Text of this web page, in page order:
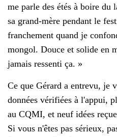
me parle des étés à boire du
sa grand-mère pendant le
franchement quand je
mongol. Douce et solide en
jamais ressenti ça. »
Ce que Gérard a entrevu,
données vérifiées à l'appui,
au CQMI, et neuf idées
Si vous n'êtes pas sérieux,